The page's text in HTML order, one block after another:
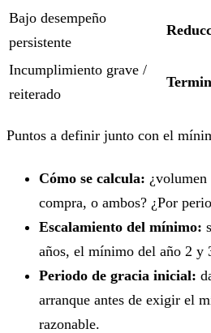
Bajo desempeño
persistente
Incumplimiento grave /
reiterado
Puntos a definir junto con el
Cómo se calcula: ¿volumen
compra, o ambos? ¿Por
Escalamiento del mínimo:
años, el mínimo del año 2 y
Periodo de gracia inicial:
arranque antes de exigir el
razonable.